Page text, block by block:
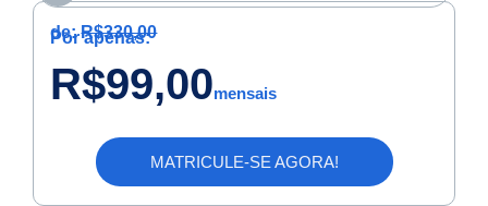
de:R$330,00
Por apenas:
R$99,00mensais
MATRICULE-SE AGORA!